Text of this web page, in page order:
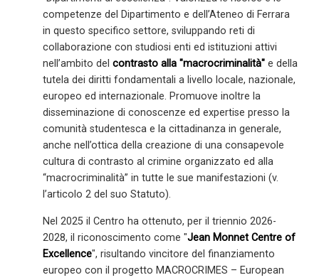
competenze del Dipartimento e dell’Ateneo di Ferrara
in questo specifico settore, sviluppando reti di
collaborazione con studiosi enti ed istituzioni attivi
nell’ambito del contrasto alla "macrocriminalità" e della
tutela dei diritti fondamentali a livello locale, nazionale,
europeo ed internazionale. Promuove inoltre la
disseminazione di conoscenze ed expertise presso la
comunità studentesca e la cittadinanza in generale,
anche nell’ottica della creazione di una consapevole
cultura di contrasto al crimine organizzato ed alla
“macrocriminalità” in tutte le sue manifestazioni (v.
l’articolo 2 del suo Statuto).
Nel 2025 il Centro ha ottenuto, per il triennio 2026-
2028, il riconoscimento come "Jean Monnet Centre of
Excellence", risultando vincitore del finanziamento
europeo con il progetto MACROCRIMES – European